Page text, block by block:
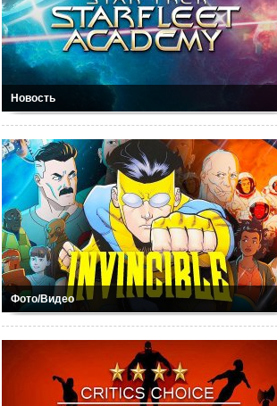
Новость
Фото/Видео